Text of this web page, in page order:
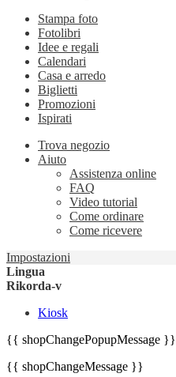
Stampa foto
Fotolibri
Idee e regali
Calendari
Casa e arredo
Biglietti
Promozioni
Ispirati
Trova negozio
Aiuto
Assistenza online
FAQ
Video tutorial
Come ordinare
Come ricevere
Impostazioni
Lingua
Rikorda-v
Kiosk
{{ shopChangePopupMessage }}
{{ shopChangeMessage }}